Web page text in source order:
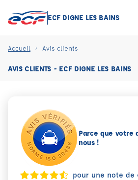
ECF DIGNE LES BAINS
Accueil Avis clients
AVIS CLIENTS - ECF DIGNE LES BAINS
Parce que votre
nous !
pour une note de